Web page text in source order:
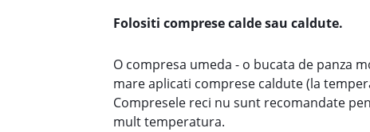
Folositi comprese calde sau caldute.
O compresa umeda - o bucata de panza
mare aplicati comprese caldute (la
Compresele reci nu sunt recomandate
mult temperatura.